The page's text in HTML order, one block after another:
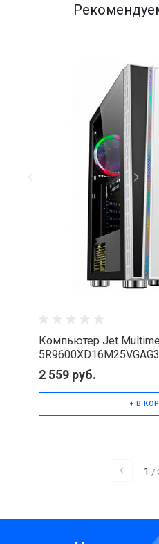
Компьютер Jet
2 559 руб.
+ В
1 /